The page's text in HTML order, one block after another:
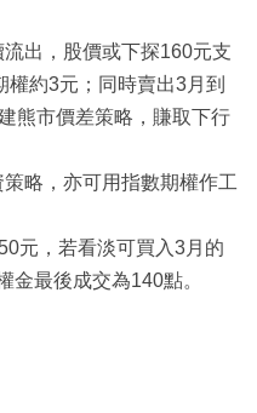
出，股價或下探160元支
約3元；同時賣出3月到
熊市價差策略，賺取下行
略，亦可用指數期權作工
元，若看淡可買入3月的
金最後成交為140點。